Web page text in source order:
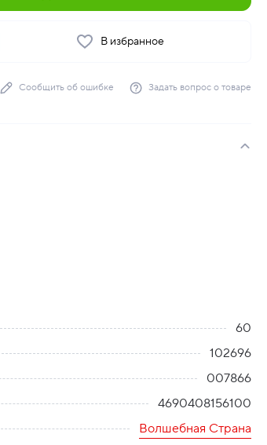
В избранное
Сообщить об ошибке Задать вопрос о товаре
60
102696
007866
4690408156100
Волшебная Страна